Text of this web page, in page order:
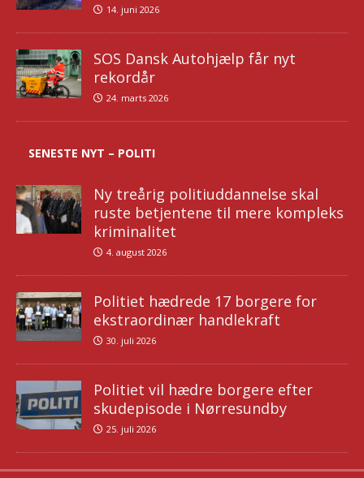
14. juni 2026
SOS Dansk Autohjælp får nyt
rekordår
24. marts 2026
SENESTE NYT – POLITI
Ny treårig politiuddannelse skal
ruste betjentene til mere kompleks
kriminalitet
4. august 2026
Politiet hædrede 17 borgere for
ekstraordinær handlekraft
30. juli 2026
Politiet vil hædre borgere efter
skudepisode i Nørresundby
25. juli 2026